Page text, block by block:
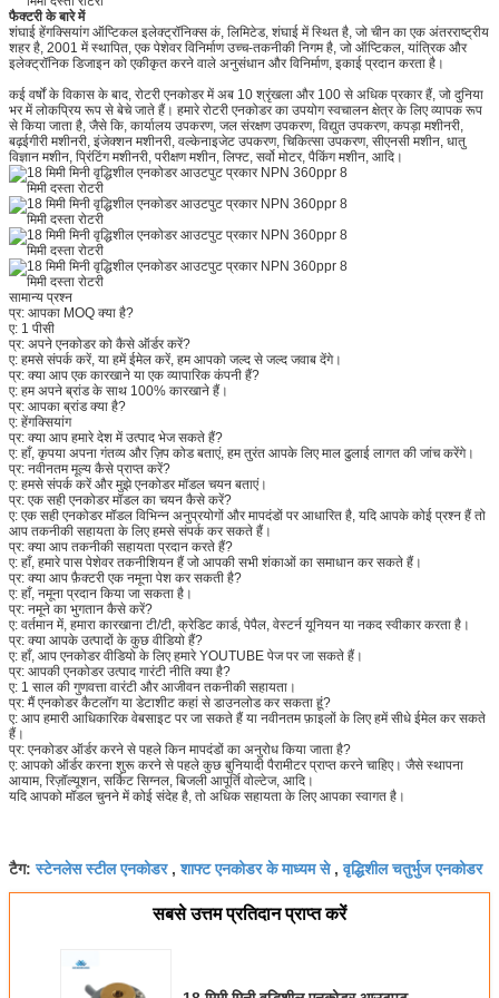
फैक्टरी के बारे में
शंघाई हेंगक्सियांग ऑप्टिकल इलेक्ट्रॉनिक्स कं, लिमिटेड, शंघाई में स्थित है, जो चीन का एक अंतरराष्ट्रीय
शहर है, 2001 में स्थापित, एक पेशेवर विनिर्माण उच्च-तकनीकी निगम है, जो ऑप्टिकल, यांत्रिक और
इलेक्ट्रॉनिक डिजाइन को एकीकृत करने वाले अनुसंधान और विनिर्माण, इकाई प्रदान करता है।
कई वर्षों के विकास के बाद, रोटरी एनकोडर में अब 10 श्रृंखला और 100 से अधिक प्रकार हैं, जो दुनिया
भर में लोकप्रिय रूप से बेचे जाते हैं। हमारे रोटरी एनकोडर का उपयोग स्वचालन क्षेत्र के लिए व्यापक रूप
से किया जाता है, जैसे कि, कार्यालय उपकरण, जल संरक्षण उपकरण, विद्युत उपकरण, कपड़ा मशीनरी,
बढ़ईगीरी मशीनरी, इंजेक्शन मशीनरी, वल्केनाइजेट उपकरण, चिकित्सा उपकरण, सीएनसी मशीन, धातु
विज्ञान मशीन, प्रिंटिंग मशीनरी, परीक्षण मशीन, लिफ्ट, सर्वो मोटर, पैकिंग मशीन, आदि।
सामान्य प्रश्न
प्र: आपका MOQ क्या है?
ए: 1 पीसी
प्र: अपने एनकोडर को कैसे ऑर्डर करें?
ए: हमसे संपर्क करें, या हमें ईमेल करें, हम आपको जल्द से जल्द जवाब देंगे।
प्र: क्या आप एक कारखाने या एक व्यापारिक कंपनी हैं?
ए: हम अपने ब्रांड के साथ 100% कारखाने हैं।
प्र: आपका ब्रांड क्या है?
ए: हेंगक्सियांग
प्र: क्या आप हमारे देश में उत्पाद भेज सकते हैं?
ए: हाँ, कृपया अपना गंतव्य और ज़िप कोड बताएं, हम तुरंत आपके लिए माल ढुलाई लागत की जांच करेंगे।
प्र: नवीनतम मूल्य कैसे प्राप्त करें?
ए: हमसे संपर्क करें और मुझे एनकोडर मॉडल चयन बताएं।
प्र: एक सही एनकोडर मॉडल का चयन कैसे करें?
ए: एक सही एनकोडर मॉडल विभिन्न अनुप्रयोगों और मापदंडों पर आधारित है, यदि आपके कोई प्रश्न हैं तो
आप तकनीकी सहायता के लिए हमसे संपर्क कर सकते हैं।
प्र: क्या आप तकनीकी सहायता प्रदान करते हैं?
ए: हाँ, हमारे पास पेशेवर तकनीशियन हैं जो आपकी सभी शंकाओं का समाधान कर सकते हैं।
प्र: क्या आप फ़ैक्टरी एक नमूना पेश कर सकती है?
ए: हाँ, नमूना प्रदान किया जा सकता है।
प्र: नमूने का भुगतान कैसे करें?
ए: वर्तमान में, हमारा कारखाना टी/टी, क्रेडिट कार्ड, पेपैल, वेस्टर्न यूनियन या नकद स्वीकार करता है।
प्र: क्या आपके उत्पादों के कुछ वीडियो हैं?
ए: हाँ, आप एनकोडर वीडियो के लिए हमारे YOUTUBE पेज पर जा सकते हैं।
प्र: आपकी एनकोडर उत्पाद गारंटी नीति क्या है?
ए: 1 साल की गुणवत्ता वारंटी और आजीवन तकनीकी सहायता।
प्र: मैं एनकोडर कैटलॉग या डेटाशीट कहां से डाउनलोड कर सकता हूं?
ए: आप हमारी आधिकारिक वेबसाइट पर जा सकते हैं या नवीनतम फ़ाइलों के लिए हमें सीधे ईमेल कर सकते
हैं।
प्र: एनकोडर ऑर्डर करने से पहले किन मापदंडों का अनुरोध किया जाता है?
ए: आपको ऑर्डर करना शुरू करने से पहले कुछ बुनियादी पैरामीटर प्राप्त करने चाहिए। जैसे स्थापना
आयाम, रिज़ॉल्यूशन, सर्किट सिग्नल, बिजली आपूर्ति वोल्टेज, आदि।
यदि आपको मॉडल चुनने में कोई संदेह है, तो अधिक सहायता के लिए आपका स्वागत है।
टैग:स्टेनलेस स्टील एनकोडर,शाफ्ट एनकोडर के माध्यम से,वृद्धिशील चतुर्भुज एनकोडर
सबसे उत्तम प्रतिदान प्राप्त करें